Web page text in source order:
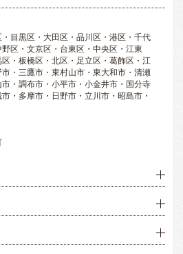
目黒区・大田区・品川区・港区・千代
区・文京区・台東区・中央区・江東
・板橋区・北区・足立区・葛飾区・江
・三鷹市・東村山市・東大和市・清瀬
・調布市・小平市・小金井市・国分寺
・多摩市・日野市・立川市・昭島市・